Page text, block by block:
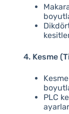
4. Kesme
PLC
ayarlar